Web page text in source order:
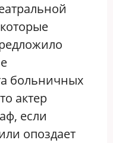
больничных
актер
если
опоздает